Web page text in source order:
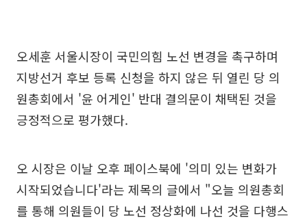
오세훈 서울시장이 국민의힘 노선 변경을 촉구하며
지방선거 후보 등록 신청을 하지 않은 뒤 열린 당 의
원총회에서 '윤 어게인' 반대 결의문이 채택된 것을
긍정적으로 평가했다.
오 시장은 이날 오후 페이스북에 '의미 있는 변화가
시작되었습니다'라는 제목의 글에서 "오늘 의원총회
를 통해 의원들이 당 노선 정상화에 나선 것을 다행스